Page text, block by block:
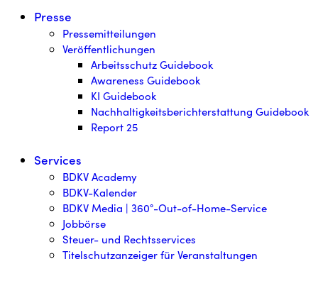
Presse
Pressemitteilungen
Veröffentlichungen
Arbeitsschutz Guidebook
Awareness Guidebook
KI Guidebook
Nachhaltigkeitsberichterstattung Guidebook
Report 25
Services
BDKV Academy
BDKV-Kalender
BDKV Media | 360°-Out-of-Home-Service
Jobbörse
Steuer- und Rechtsservices
Titelschutzanzeiger für Veranstaltungen